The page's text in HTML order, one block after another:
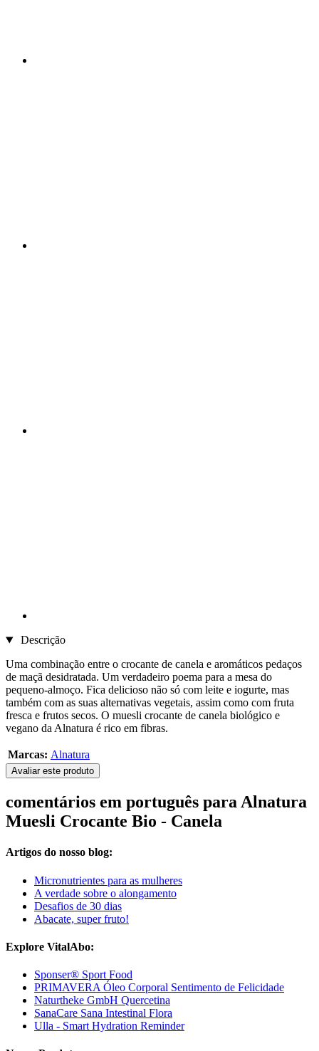
Descrição
Uma combinação entre o crocante de canela e aromáticos pedaços
de maçã desidratada. Um verdadeiro poema para a mesa do
pequeno-almoço. Fica delicioso não só com leite e iogurte, mas
também com as suas alternativas vegetais, assim como com fruta
fresca e frutos secos. O muesli crocante de canela biológico e
vegano da Alnatura é rico em fibras.
Marcas: Alnatura
Avaliar este produto
comentários em português para Alnatura
Muesli Crocante Bio - Canela
Artigos do nosso blog:
Micronutrientes para as mulheres
A verdade sobre o alongamento
Desafios de 30 dias
Abacate, super fruto!
Explore VitalAbo:
Sponser® Sport Food
PRIMAVERA Óleo Corporal Sentimento de Felicidade
Naturtheke GmbH Quercetina
SanaCare Sana Intestinal Flora
Ulla - Smart Hydration Reminder